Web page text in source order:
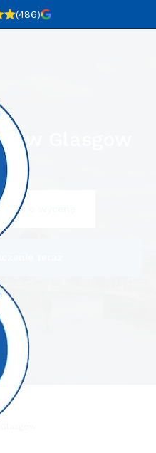
(486)
w Glasgow
o wycenę
teraz